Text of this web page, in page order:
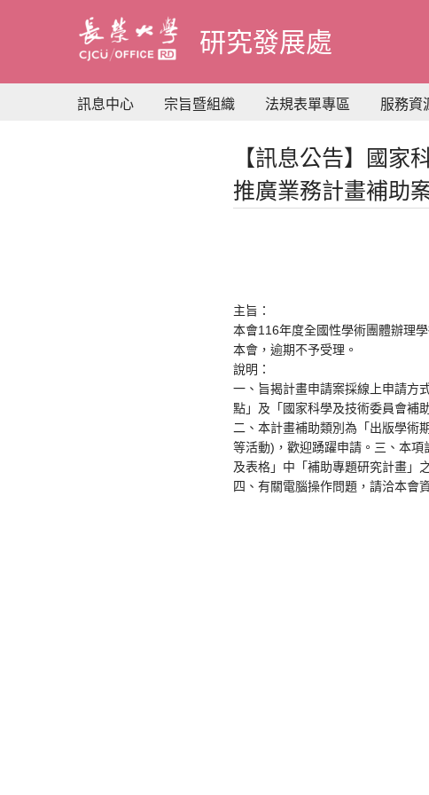
內
容
研究發展處
訊息中心 宗旨暨組織 法規表單專區 服務資
【訊息公告】國家
推廣業務計畫補助
主旨：
本會116年度全國性學術團體辦理
本會，逾期不予受理。
說明：
一、旨揭計畫申請案採線上申請方
點」及「國家科學及技術委員會補
二、本計畫補助類別為「出版學術
等活動)，歡迎踴躍申請。三、本
及表格」中「補助專題研究計畫」
四、有關電腦操作問題，請洽本會